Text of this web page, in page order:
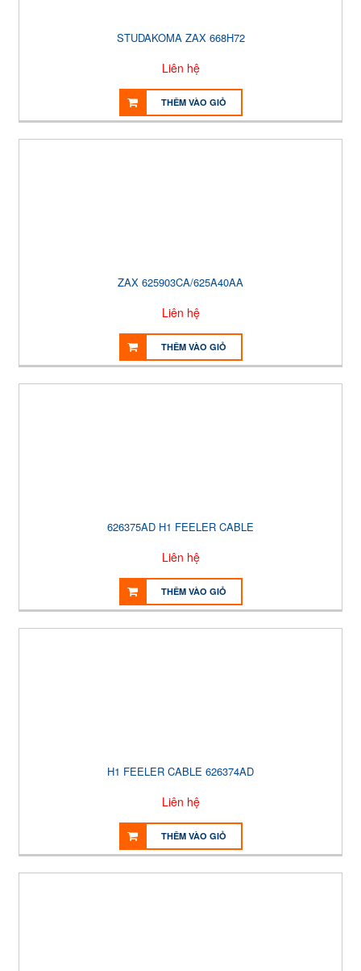
STUDAKOMA ZAX 668H72
Liên hệ
THÊM VÀO GIỎ
ZAX 625903CA/625A40AA
Liên hệ
THÊM VÀO GIỎ
626375AD H1 FEELER CABLE
Liên hệ
THÊM VÀO GIỎ
H1 FEELER CABLE 626374AD
Liên hệ
THÊM VÀO GIỎ